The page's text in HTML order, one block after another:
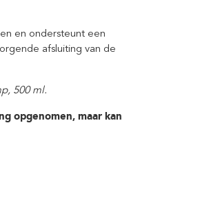
en ondersteunt een
afsluiting van de
500 ml.
opgenomen, maar kan